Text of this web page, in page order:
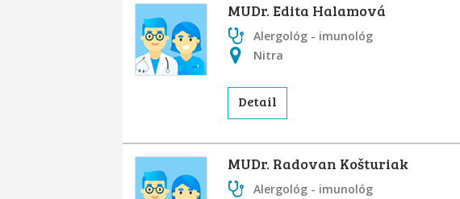
MUDr. Edita Halamová
Alergológ - imunológ
Nitra
Detail
MUDr. Radovan Košturiak
Alergológ - imunológ